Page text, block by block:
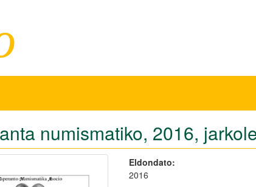
numismatiko, 2016,
Eldondato:
2016